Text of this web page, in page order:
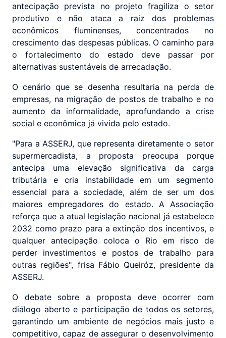
antecipação prevista no projeto fragiliza o setor
produtivo e não ataca a raiz dos problemas
econômicos fluminenses, concentrados no
crescimento das despesas públicas. O caminho para
o fortalecimento do estado deve passar por
alternativas sustentáveis de arrecadação.
O cenário que se desenha resultaria na perda de
empresas, na migração de postos de trabalho e no
aumento da informalidade, aprofundando a crise
social e econômica já vivida pelo estado.
"Para a ASSERJ, que representa diretamente o setor
supermercadista, a proposta preocupa porque
antecipa uma elevação significativa da carga
tributária e cria instabilidade em um segmento
essencial para a sociedade, além de ser um dos
maiores empregadores do estado. A Associação
reforça que a atual legislação nacional já estabelece
2032 como prazo para a extinção dos incentivos, e
qualquer antecipação coloca o Rio em risco de
perder investimentos e postos de trabalho para
outras regiões", frisa Fábio Queiróz, presidente da
ASSERJ.
O debate sobre a proposta deve ocorrer com
diálogo aberto e participação de todos os setores,
garantindo um ambiente de negócios mais justo e
competitivo, capaz de assegurar o desenvolvimento